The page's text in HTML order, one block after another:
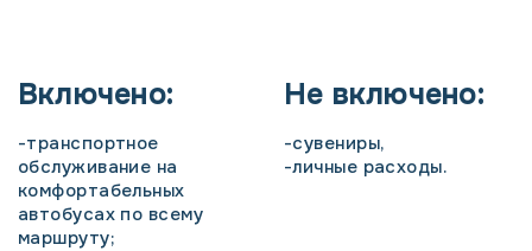
Включено:
-транспортное
обслуживание на
комфортабельных
автобусах по всему
маршруту;
Не включено:
-сувениры,
-личные расходы.